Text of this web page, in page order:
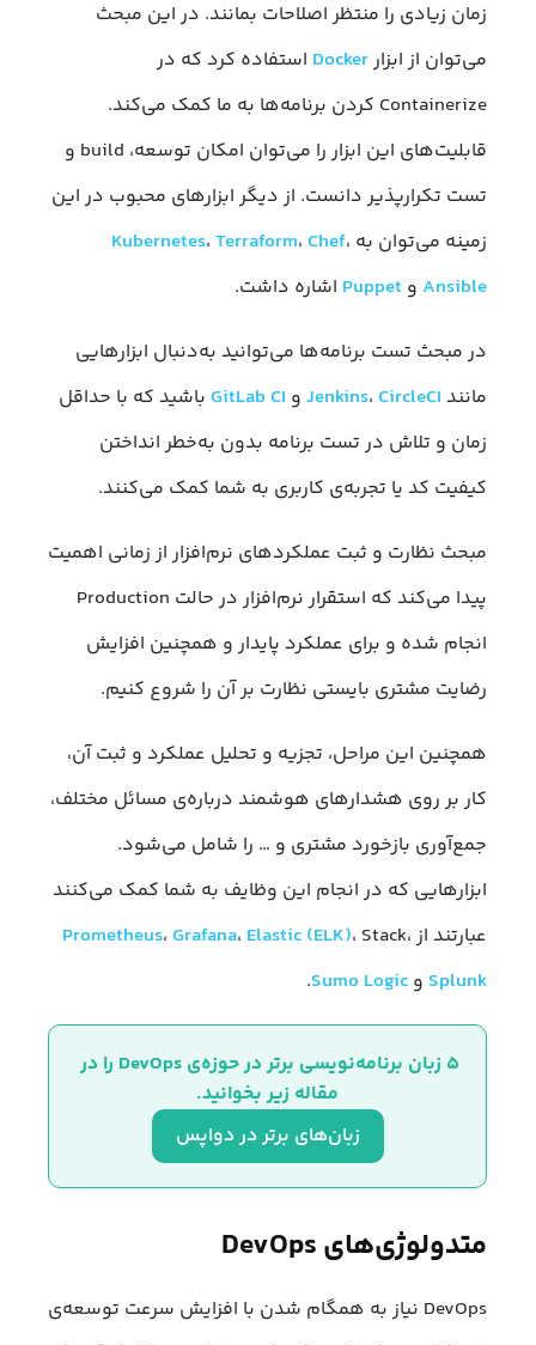
زمان زیادی را منتظر اصلاحات بمانند. در این مبحث
می‌توان از ابزارDocker استفاده کرد که در
Containerize کردن برنامه‌ها به ما کمک می‌کند.
قابلیت‌های این ابزار را می‌توان امکان توسعه، build و
تست تکرارپذیر دانست. از دیگر ابزارهای محبوب در این
زمینه می‌توان به
Kubernetes، Terraform، Chef،
Ansible و Puppet اشاره داشت.
در مبحث تست برنامه‌ها می‌توانید به‌دنبال ابزارهایی
مانند
Jenkins، CircleCI و GitLab CI باشید که با حداقل
زمان و تلاش در تست برنامه بدون به‌خطر انداختن
کیفیت کد یا تجربه‌ی کاربری به شما کمک می‌کنند.
مبحث نظارت و ثبت عملکردهای نرم‌افزار از زمانی اهمیت
پیدا می‌کند که استقرار نرم‌افزار در حالت Production
انجام شده و برای عملکرد پایدار و همچنین افزایش
رضایت مشتری بایستی نظارت بر آن را شروع کنیم.
همچنین این مراحل، تجزیه و تحلیل عملکرد و ثبت آن،
کار بر روی هشدارهای هوشمند درباره‌ی مسائل مختلف،
جمع‌آوری بازخورد مشتری و … را شامل می‌شود.
ابزارهایی که در انجام این وظایف به شما کمک می‌کنند
عبارتند از
Prometheus، Grafana، Elastic (ELK)، Stack،
Splunk و Sumo Logic
.
۵ زبان برنامه‌نویسی برتر در حوزه‌ی DevOps را در
مقاله زیر بخوانید.
زبان‌های برتر در دواپس
متدولوژی‌های DevOps
DevOps نیاز به همگام ‌شدن با افزایش سرعت توسعه‌ی